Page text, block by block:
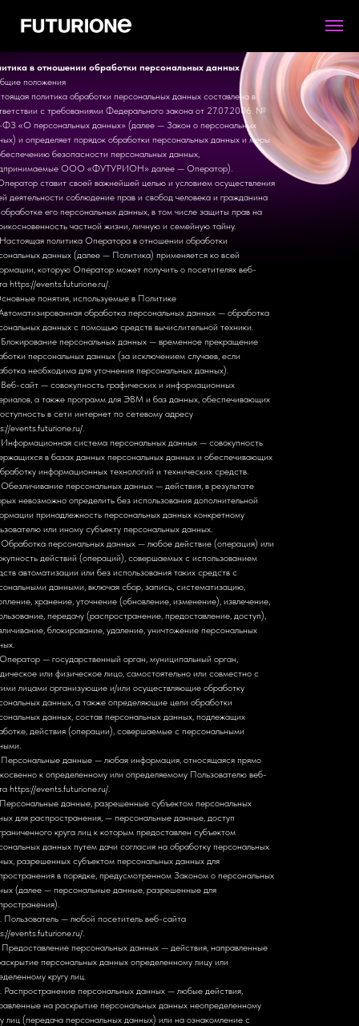
в отношении обработки персональных данных
положения
политика обработки персональных данных составлена в
с требованиями Федерального закона от 27.07.2006. №
«О персональных данных» (далее — Закон о персональных
и определяет порядок обработки персональных данных и меры
безопасности персональных данных,
ООО «ФУТУРИОН» далее — Оператор).
ставит своей важнейшей целью и условием осуществления
деятельности соблюдение прав и свобод человека и гражданина
его персональных данных, в том числе защиты прав на
частной жизни, личную и семейную тайну.
политика Оператора в отношении обработки
данных (далее — Политика) применяется ко всей
которую Оператор может получить о посетителях веб-
https://events.futurione.ru/.
понятия, используемые в Политике
обработка персональных данных — обработка
данных с помощью средств вычислительной техники.
персональных данных — временное прекращение
персональных данных (за исключением случаев, если
необходима для уточнения персональных данных).
сайт — совокупность графических и информационных
а также программ для ЭВМ и баз данных, обеспечивающих
в сети интернет по сетевому адресу
events.futurione.ru/.
система персональных данных — совокупность
в базах данных персональных данных и обеспечивающих
информационных технологий и технических средств.
персональных данных — действия, в результате
невозможно определить без использования дополнительной
принадлежность персональных данных конкретному
или иному субъекту персональных данных.
персональных данных — любое действие (операция) или
действий (операций), совершаемых с использованием
автоматизации или без использования таких средств с
данными, включая сбор, запись, систематизацию,
хранение, уточнение (обновление, изменение), извлечение,
передачу (распространение, предоставление, доступ),
блокирование, удаление, уничтожение персональных
— государственный орган, муниципальный орган,
или физическое лицо, самостоятельно или совместно с
лицами организующие и/или осуществляющие обработку
данных, а также определяющие цели обработки
данных, состав персональных данных, подлежащих
действия (операции), совершаемые с персональными
данные — любая информация, относящаяся прямо
к определенному или определяемому Пользователю веб-
https://events.futurione.ru/.
данные, разрешенные субъектом персональных
для распространения, — персональные данные, доступ
круга лиц к которым предоставлен субъектом
данных путем дачи согласия на обработку персональных
разрешенных субъектом персональных данных для
в порядке, предусмотренном Законом о персональных
(далее — персональные данные, разрешенные для
Пользователь — любой посетитель веб-сайта
events.futurione.ru/.
Предоставление персональных данных — действия, направленные
персональных данных определенному лицу или
кругу лиц.
Распространение персональных данных — любые действия,
на раскрытие персональных данных неопределенному
лиц (передача персональных данных) или на ознакомление с